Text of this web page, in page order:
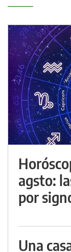
agsto:
por
Una